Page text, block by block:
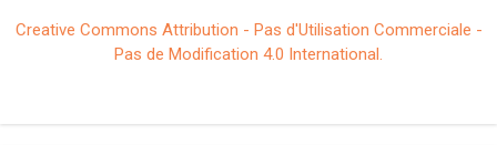
Creative Commons Attribution - Pas d'Utilisation Commerciale -
Pas de Modification 4.0 International.